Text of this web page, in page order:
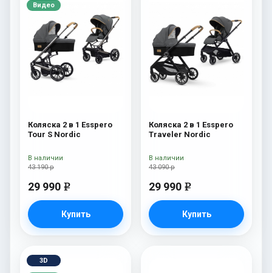
Видео
Коляска 2 в 1 Esspero
Tour S Nordic
43 190 р
29 990 e
Купить
В наличии
Коляска 2 в 1 Esspero
Traveler Nordic
43 090 р
29 990 e
Купить
В наличии
3D